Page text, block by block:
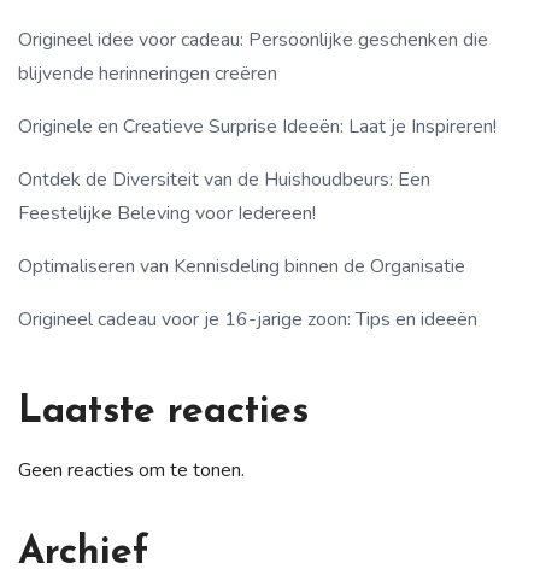
Origineel idee voor cadeau: Persoonlijke geschenken die
blijvende herinneringen creëren
Originele en Creatieve Surprise Ideeën: Laat je Inspireren!
Ontdek de Diversiteit van de Huishoudbeurs: Een
Feestelijke Beleving voor Iedereen!
Optimaliseren van Kennisdeling binnen de Organisatie
Origineel cadeau voor je 16-jarige zoon: Tips en ideeën
Laatste reacties
Geen reacties om te tonen.
Archief